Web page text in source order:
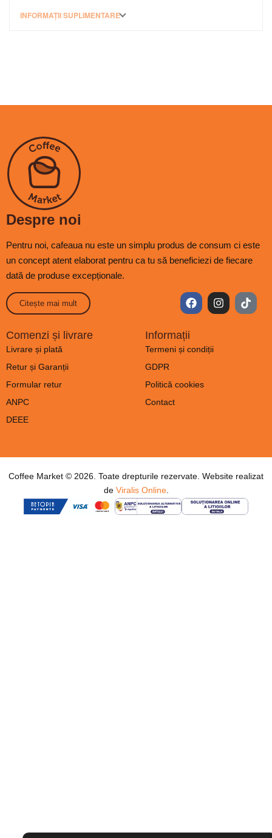
INFORMAȚII SUPLIMENTARE
Despre noi
Pentru noi, cafeaua nu este un simplu produs de consum ci este
un concept atent elaborat pentru ca tu să beneficiezi de fiecare
dată de produse excepționale.
Citește mai mult
Comenzi și livrare
Livrare și plată
Retur și Garanții
Formular retur
ANPC
DEEE
Informații
Termeni și condiții
GDPR
Politică cookies
Contact
Coffee Market © 2026. Toate drepturile rezervate. Website realizat
de Viralis Online.